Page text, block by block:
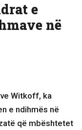
e
në
Witkoff, ka
e ndihmës në
që mbështetet